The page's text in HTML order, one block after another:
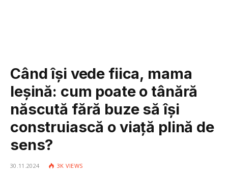
Când își vede fiica, mama
leșină: cum poate o tânără
născută fără buze să își
construiască o viață plină de
sens?
30.11.2024 3K VIEWS